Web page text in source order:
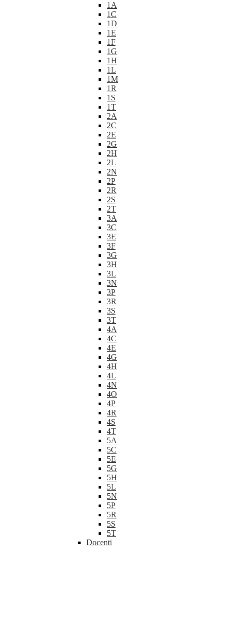
1A
1C
1D
1E
1F
1G
1H
1L
1M
1R
1S
1T
2A
2C
2E
2G
2H
2L
2N
2P
2R
2S
2T
3A
3C
3E
3F
3G
3H
3L
3N
3P
3R
3S
3T
4A
4C
4E
4G
4H
4L
4N
4O
4P
4R
4S
4T
5A
5C
5E
5G
5H
5L
5N
5P
5R
5S
5T
Docenti